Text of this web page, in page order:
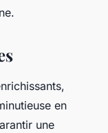
en
une